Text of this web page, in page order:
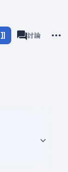
associated-
瓦爾海姆
討論